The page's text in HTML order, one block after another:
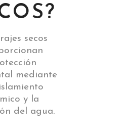
secos
mediante
y la
del agua.